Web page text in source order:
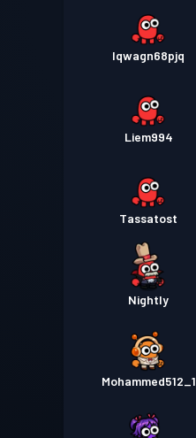
lqwagn68pjq
Liem994
Tassatost
Nightly
Mohammed512_1